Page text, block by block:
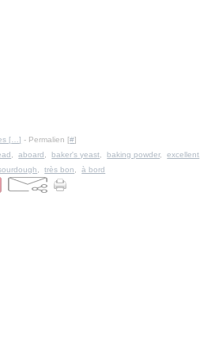
[ …] - Permalien [#]
,aboard ,baker's yeast ,baking powder,excellent
,très bon ,à bord